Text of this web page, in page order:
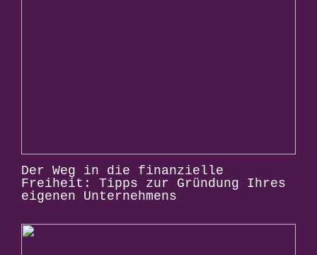
Der Weg in die finanzielle
Freiheit: Tipps zur Gründung Ihres
eigenen Unternehmens